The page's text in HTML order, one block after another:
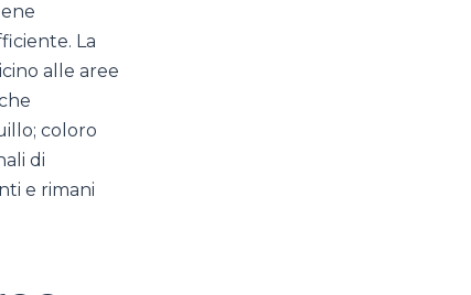
La
alle aree
coloro
di
e rimani